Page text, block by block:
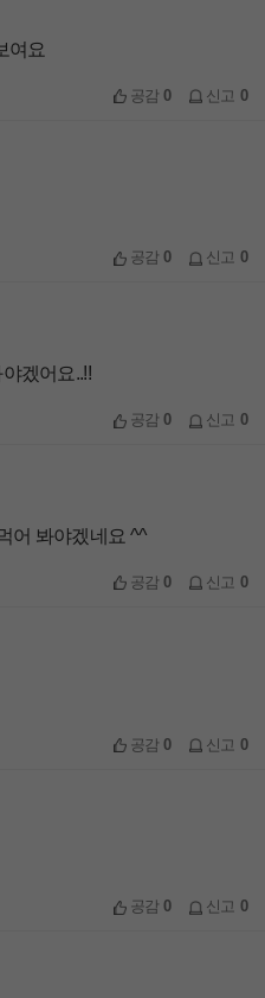
여요
공감0 신고 0
공감0 신고 0
겠어요..!!
공감0 신고 0
어 봐야겠네요 ^^
공감0 신고 0
공감0 신고 0
공감0 신고 0